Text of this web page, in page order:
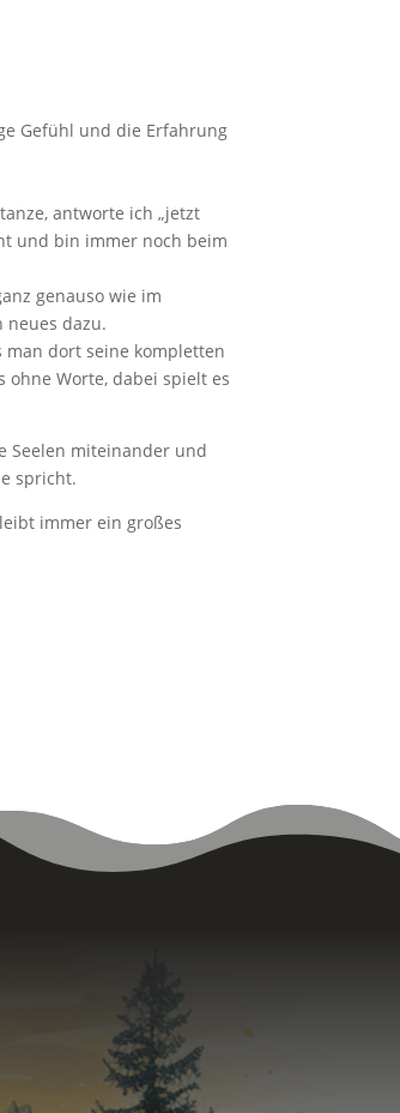
Gefühl und die Erfahrung
antworte ich „jetzt
und bin immer noch beim
genauso wie im
neues dazu.
man dort seine kompletten
ohne Worte, dabei spielt es
Seelen miteinander und
spricht.
immer ein großes